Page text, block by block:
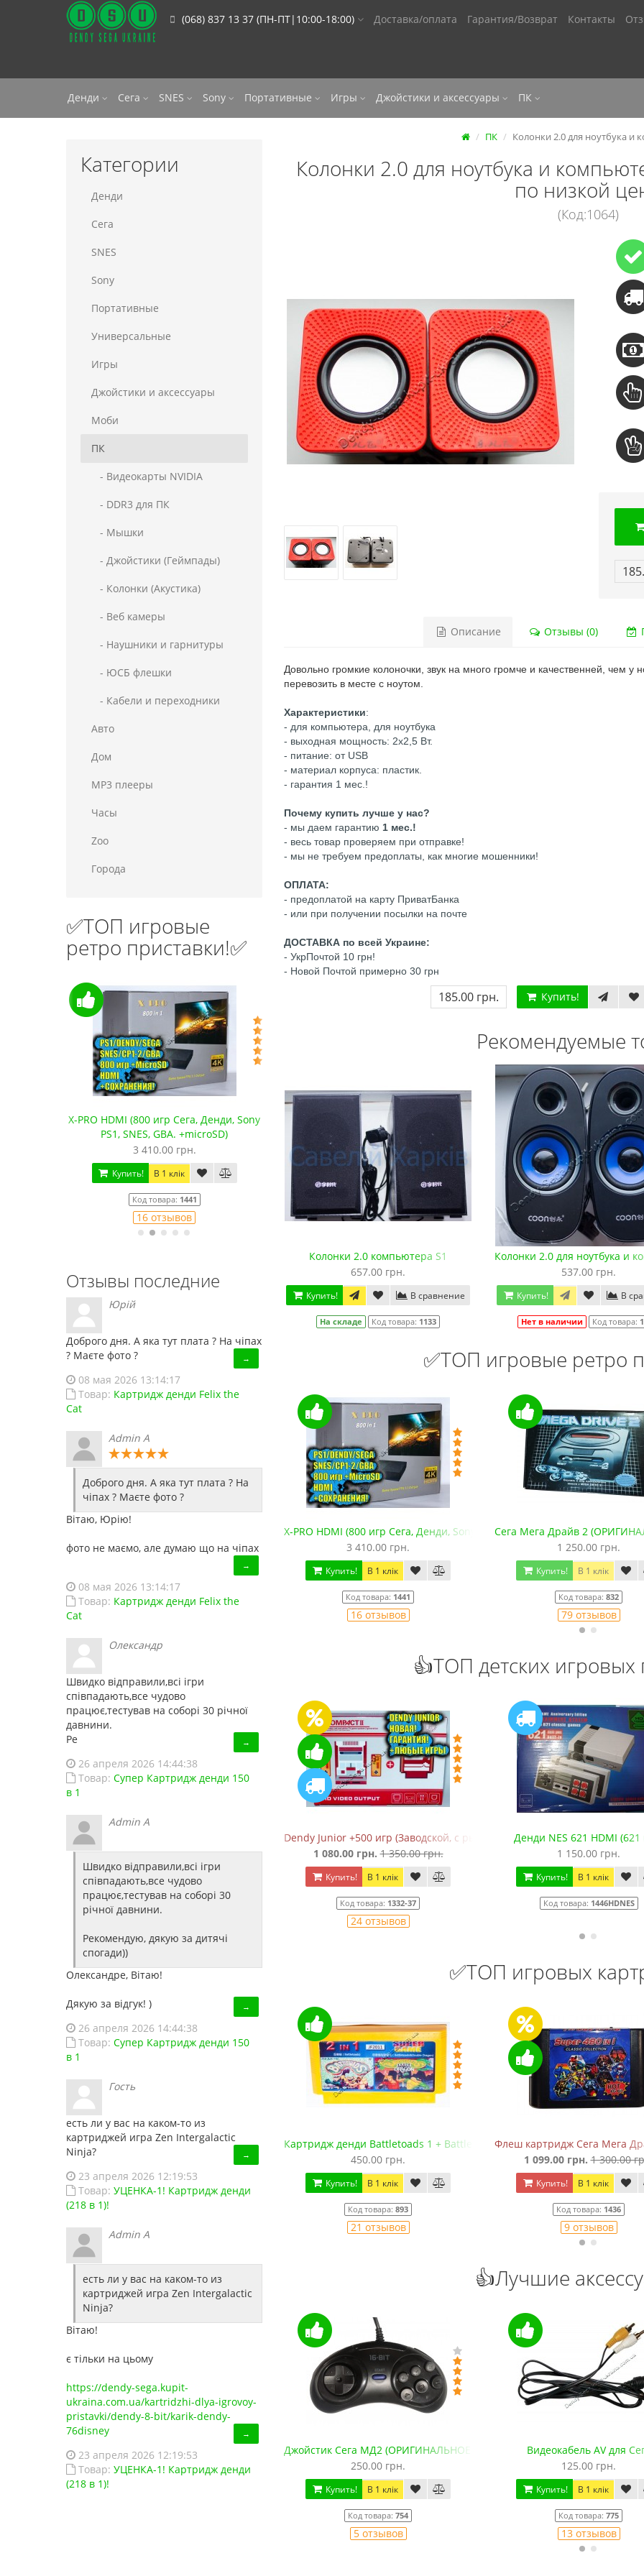
(068) 837 13 37 (ПН-ПТ|10:00-18:00) Доставка/оплата Гарантия/Возврат Контакты
Денди Сега SNES Sony Портативные Игры Джойстики и аксессуары ПК
Категории
Денди
Сега
SNES
Sony
Портативные
Универсальные
Игры
Джойстики и аксессуары
Моби
ПК
- Видеокарты NVIDIA
- DDR3 для ПК
- Мышки
- Джойстики (Геймпады)
- Колонки (Акустика)
- Веб камеры
- Наушники и гарнитуры
- ЮСБ флешки
- Кабели и переходники
Авто
Дом
MP3 плееры
Часы
Zoo
Города
✅ТОП игровые
ретро приставки!✅
X-PRO HDMI (800 игр Сега, Денди, Sony
PS1, SNES, GBA. +microSD)
3 410.00 грн.
Купить! В 1 клік
Код товара: 1441
16 отзывов
Сега Мега Драйв 2 (ОРИГИНАЛЬНОЕ
качество!)
1 250.00 грн.
Купить! В 1 клік
Код товара:
79 отзывов
Сега МД 1 HD (HDMI,
джойстики)
2 445.00 грн. 2 630.00
Купить! В 1 клік
Код товара: 1330-1
18 отзывов
Отзывы последние
Юрій
Доброго дня. А яка тут плата ? На чіпах
? Маєте фото ?
→
08 мая 2026 13:14:17
Товар: Картридж денди Felix the
Cat
Admin A
Доброго дня. А яка тут плата ? На
чіпах ? Маєте фото ?
Вітаю, Юрію!
фото не маємо, але думаю що на чіпах
→
08 мая 2026 13:14:17
Товар: Картридж денди Felix the
Cat
Олександр
Швидко відправили,всі ігри
співпадають,все чудово
працює,тестував на соборі 30 річної
давнини.
Ре
→
26 апреля 2026 14:44:38
Товар: Супер Картридж денди 150
в 1
Admin A
Швидко відправили,всі ігри
співпадають,все чудово
працює,тестував на соборі 30
річної давнини.
Рекомендую, дякую за дитячі
спогади))
Олександре, Вітаю!
Дякую за відгук! ) →
26 апреля 2026 14:44:38
Товар: Супер Картридж денди 150
в 1
Гость
есть ли у вас на каком-то из
картриджей игра Zen Intergalactic
Ninja?
→
23 апреля 2026 12:19:53
Товар: УЦЕНКА-1! Картридж денди
(218 в 1)!
Admin A
есть ли у вас на каком-то из
картриджей игра Zen Intergalactic
Ninja?
Вітаю!
є тільки на цьому
https://dendy-sega.kupit-
ukraina.com.ua/kartridzhi-dlya-igrovoy-
pristavki/dendy-8-bit/karik-dendy-
76disney
→
23 апреля 2026 12:19:53
Товар: УЦЕНКА-1! Картридж денди
(218 в 1)!
ПК Колонки 2.0 для ноутбука и
Колонки 2.0 для ноутбука и
по низкой
(Код:1064)
Описание Отзывы (0)
Довольно громкие колоночки, звук на много громче и качественней, чем
перевозить в месте с ноутом.
Характеристики:
- для компьютера, для ноутбука
- выходная мощность: 2х2,5 Вт.
- питание: от USB
- материал корпуса: пластик.
- гарантия 1 мес.!
Почему купить лучше у нас?
- мы даем гарантию 1 мес.!
- весь товар проверяем при отправке!
- мы не требуем предоплаты, как многие мошенники!
ОПЛАТА:
- предоплатой на карту ПриватБанка
- или при получении посылки на почте
ДОСТАВКА по всей Украине:
- УкрПочтой 10 грн!
- Новой Почтой примерно 30 грн
185.00 грн. Купить!
Рекомендуемые
Колонки 2.0 компьютера S1
657.00 грн.
Купить! В сравнение
На складе Код товара: 1133
Колонки 2.0 для ноутбука и
537.00 грн.
Купить! В
Нет в наличии Код товара:
✅ТОП игровые ретро
Денди HD-88 (HDMI, беспроводные джойстики)
2 190.10 грн.
Код товара: HD88
X-PRO HDMI (800 игр Сега, Денди, Sony PS1, SNES, GBA. +microSD)
3 410.00 грн.
Купить! В 1 клік
Код товара: 1441
16 отзывов
Сега Мега Драйв 2
1 250.00 грн.
Купить! В 1 клік
Код товара: 832
79 отзывов
👍ТОП детских игровых
Сега Мега Драйв ONE (ОРИГИНАЛЬНОЕ качество!)
1 150.00 грн.
Купить! В 1 клік
Код товара:
Dendy Junior +500 игр (Заводской, с рычажком)
1 080.00 грн. 1 350.00 грн.
Купить! В 1 клік
Код товара: 1332-37
24 отзывов
Денди NES 621 HDMI (621
1 150.00 грн.
Купить! В 1 клік
Код товара: 1446HDNES
✅ТОП игровых
Супер Картридж денди 150 в 1
Купить! В 1 клік
Картридж денди Battletoads 1 + Battletoads 2: Double Dragon
450.00 грн.
Купить! В 1 клік
Код товара: 893
21 отзывов
Флеш картридж Сега Мега
1 099.00 грн. 1 300.00
Купить! В 1 клік
Код товара: 1436
9 отзывов
👍Лучшие
Джойстик Sega USB (для эмулятора ПК, Data Frog)
420.00 грн.
Джойстик Сега МД2 (ОРИГИНАЛЬНОЕ качество, 143 см)
250.00 грн.
Купить! В 1 клік
Код товара: 754
5 отзывов
Видеокабель AV для
125.00 грн.
Купить! В 1 клік
Код товара: 775
13 отзывов